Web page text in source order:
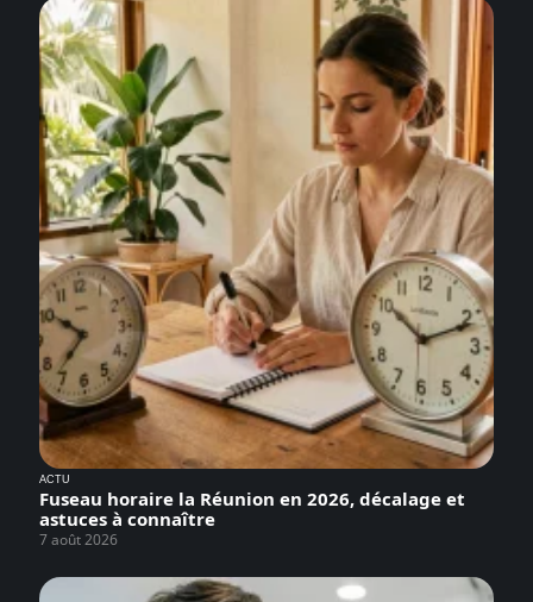
ACTU
Fuseau horaire la Réunion en 2026, décalage et
astuces à connaître
7 août 2026